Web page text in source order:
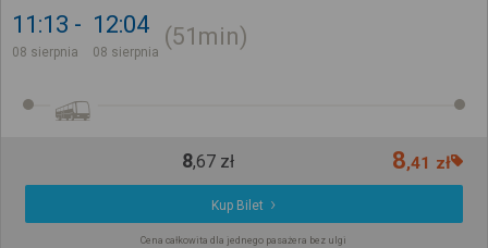
11:13
08 sierpnia
12:04
08 sierpnia
51min
8,67 zł 8,41 zł
Kup Bilet
Cena całkowita dla jednego pasażera bez ulgi